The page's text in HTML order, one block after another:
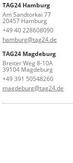
TAG24 Hamburg
Am Sandtorkai 77
20457 Hamburg
+49 40 228608090
hamburg@tag24.de
TAG24 Magdeburg
Breiter Weg 8-10A
39104 Magdeburg
+49 391 50548260
magdeburg@tag24.de